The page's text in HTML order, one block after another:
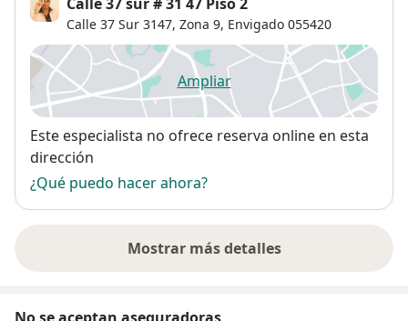
Calle 37 sur # 31 47 Piso 2
Calle 37 Sur 3147, Zona 9, Envigado 055420
Ampliarse abre en una nueva
Disponibilidad
Este especialista no ofrece reserva online en esta
dirección
¿Qué puedo hacer ahora?
Mostrar más detalles
sobre la dirección